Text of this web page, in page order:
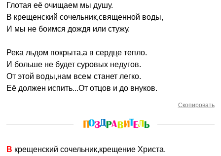
Глотая её очищаем мы душу.
В крещенский сочельник,священной воды,
И мы не боимся дождя или стужу.
Река льдом покрыта,а в сердце тепло.
И больше не будет суровых недугов.
От этой воды,нам всем станет легко.
Её должен испить...От отцов и до внуков.
Скопировать
В крещенский сочельник,крещение Христа.